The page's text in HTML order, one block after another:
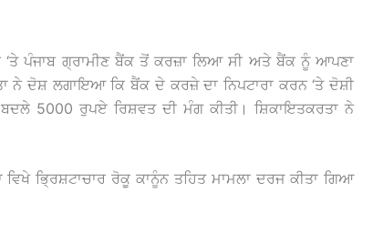
ਪੰਜਾਬ ਗ੍ਰਾਮੀਣ ਬੈਂਕ ਤੋਂ ਕਰਜ਼ਾ ਲਿਆ ਸੀ ਅਤੇ ਬੈਂਕ ਨੂੰ ਆਪਣਾ
ਨੇ ਦੋਸ਼ ਲਗਾਇਆ ਕਿ ਬੈਂਕ ਦੇ ਕਰਜ਼ੇ ਦਾ ਨਿਪਟਾਰਾ ਕਰਨ ‘ਤੇ ਦੋਸ਼ੀ
5000 ਰੁਪਏ ਰਿਸ਼ਵਤ ਦੀ ਮੰਗ ਕੀਤੀ। ਸ਼ਿਕਾਇਤਕਰਤਾ ਨੇ
ਭ੍ਰਿਸ਼ਟਾਚਾਰ ਰੋਕੂ ਕਾਨੂੰਨ ਤਹਿਤ ਮਾਮਲਾ ਦਰਜ ਕੀਤਾ ਗਿਆ